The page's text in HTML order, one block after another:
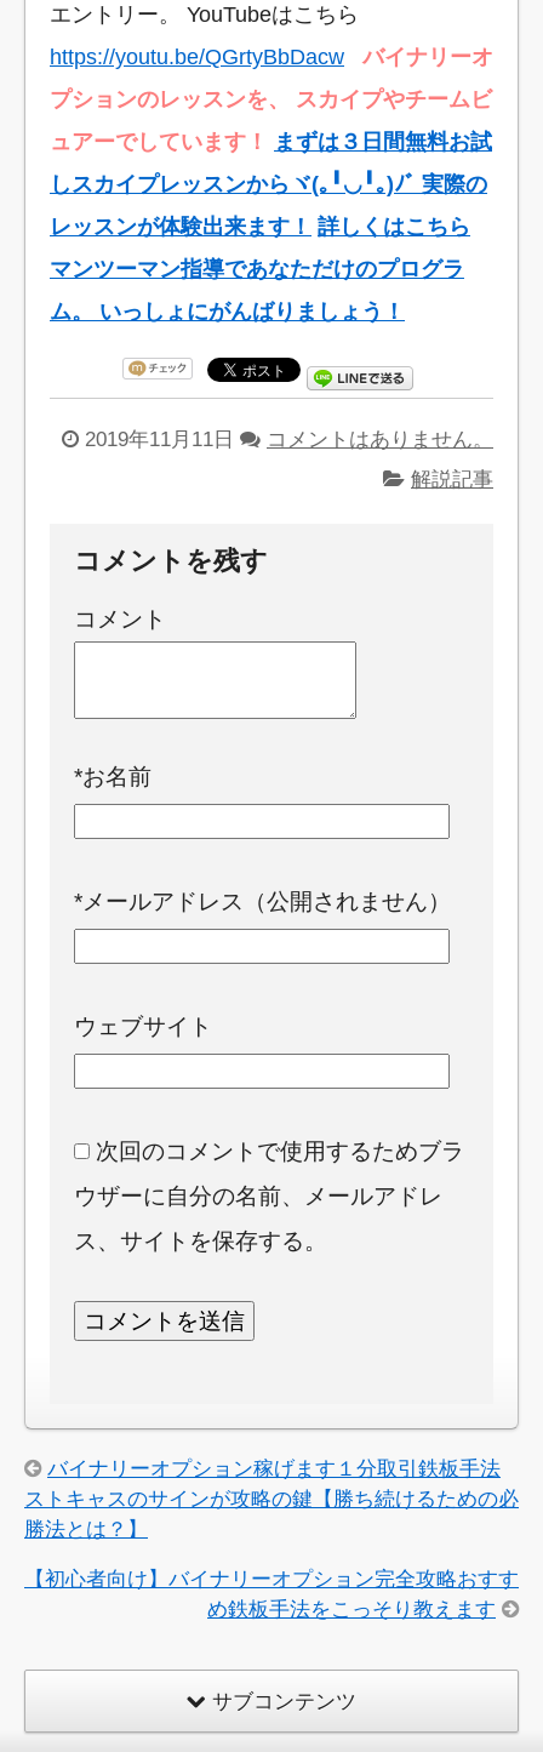
エントリー。 YouTubeはこちら
https://youtu.be/QGrtyBbDacw
バイナリーオ
プションのレッスンを、
スカイプやチームビ
ュアーでしています！
まずは３日間無料お試
しスカイプレッスンからヾ(｡╹◡╹｡)ﾉﾞ 実際の
レッスンが体験出来ます！ 詳しくはこちら
マンツーマン指導であなただけのプログラ
ム。 いっしょにがんばりましょう！
2019年11月11日
コメントはありません。
解説記事
コメントを残す
コメント
*お名前
*メールアドレス（公開されません）
ウェブサイト
次回のコメントで使用するためブラ
ウザーに自分の名前、メールアドレ
ス、サイトを保存する。
バイナリーオプション稼げます１分取引鉄板手法
ストキャスのサインが攻略の鍵【勝ち続けるための必
勝法とは？】
【初心者向け】バイナリーオプション完全攻略おすす
め鉄板手法をこっそり教えます
サブコンテンツ